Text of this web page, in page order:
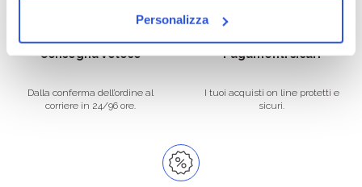
Personalizza
Consegna veloce
Dalla conferma dell’ordine al
corriere in 24/96 ore.
Pagamenti sicuri
I tuoi acquisti on line protetti e
sicuri.